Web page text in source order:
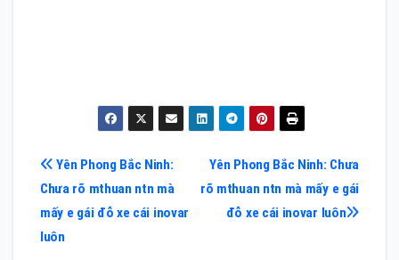
Điều
hướng
bài
Yên Phong Bắc Ninh: Chưa
rõ mthuan ntn mà mấy e gái
đỗ xe cái inovar luôn
Yên Phong Bắc Ninh:
Chưa rõ mthuan ntn mà
mấy e gái đỗ xe cái inovar
luôn